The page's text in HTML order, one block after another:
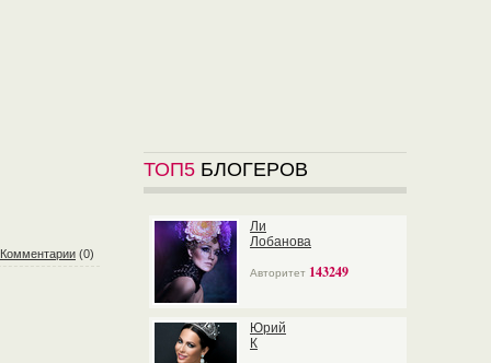
Комментарии (0)
ТОП5 БЛОГЕРОВ
Ли
Лобанова
Авторитет 143249
Юрий
К